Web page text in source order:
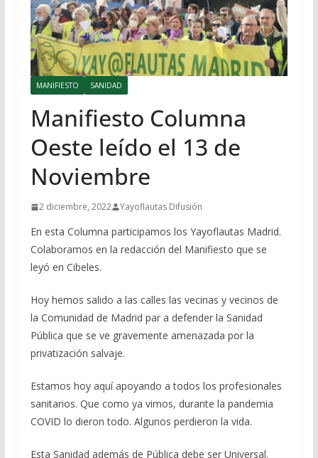
MANIFIESTO SANIDAD
Manifiesto Columna
Oeste leído el 13 de
Noviembre
2 diciembre, 2022 Yayoflautas Difusión
En esta Columna participamos los Yayoflautas Madrid.
Colaboramos en la redacción del Manifiesto que se
leyó en Cibeles.
Hoy hemos salido a las calles las vecinas y vecinos de
la Comunidad de Madrid par a defender la Sanidad
Pública que se ve gravemente amenazada por la
privatización salvaje.
Estamos hoy aquí apoyando a todos los profesionales
sanitarios. Que como ya vimos, durante la pandemia
COVID lo dieron todo. Algunos perdieron la vida.
Esta Sanidad además de Pública debe ser Universal.